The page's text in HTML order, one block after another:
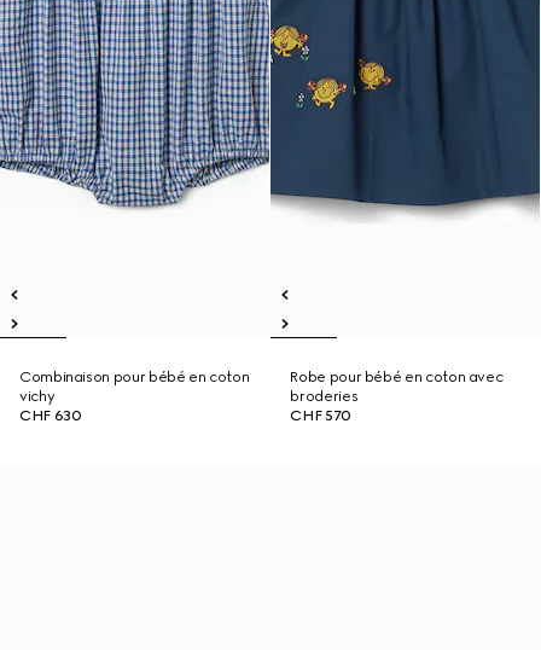
Combinaison pour bébé en coton
vichy
CHF 630
Robe pour bébé en coton avec
broderies
CHF 570